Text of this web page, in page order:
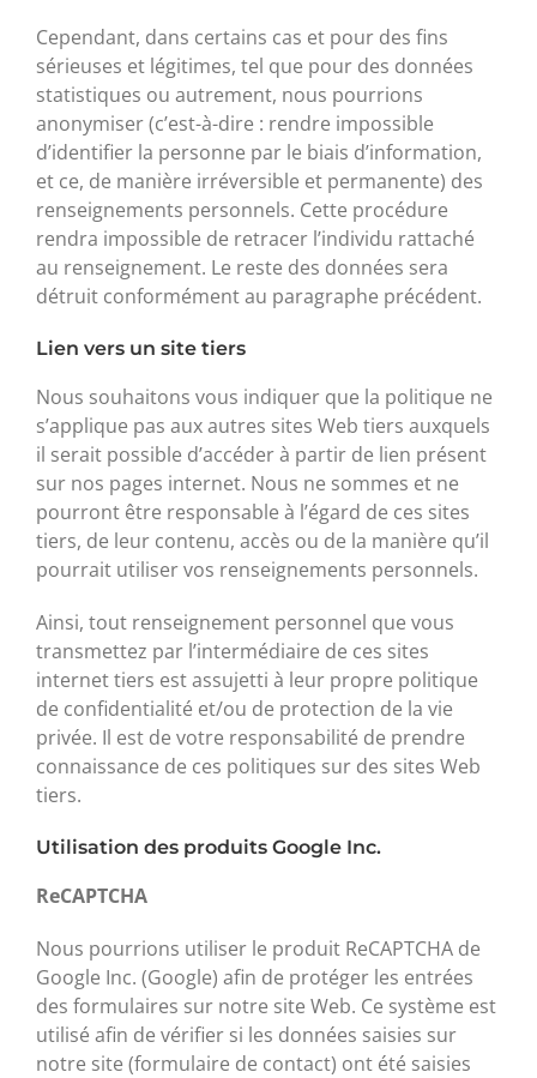
Cependant, dans certains cas et pour des fins
sérieuses et légitimes, tel que pour des données
statistiques ou autrement, nous pourrions
anonymiser (c’est-à-dire : rendre impossible
d’identifier la personne par le biais d’information,
et ce, de manière irréversible et permanente) des
renseignements personnels. Cette procédure
rendra impossible de retracer l’individu rattaché
au renseignement. Le reste des données sera
détruit conformément au paragraphe précédent.
Lien vers un site tiers
Nous souhaitons vous indiquer que la politique ne
s’applique pas aux autres sites Web tiers auxquels
il serait possible d’accéder à partir de lien présent
sur nos pages internet. Nous ne sommes et ne
pourront être responsable à l’égard de ces sites
tiers, de leur contenu, accès ou de la manière qu’il
pourrait utiliser vos renseignements personnels.
Ainsi, tout renseignement personnel que vous
transmettez par l’intermédiaire de ces sites
internet tiers est assujetti à leur propre politique
de confidentialité et/ou de protection de la vie
privée. Il est de votre responsabilité de prendre
connaissance de ces politiques sur des sites Web
tiers.
Utilisation des produits Google Inc.
ReCAPTCHA
Nous pourrions utiliser le produit ReCAPTCHA de
Google Inc. (Google) afin de protéger les entrées
des formulaires sur notre site Web. Ce système est
utilisé afin de vérifier si les données saisies sur
notre site (formulaire de contact) ont été saisies